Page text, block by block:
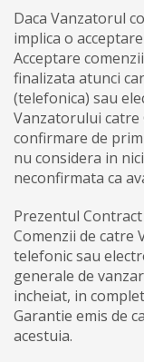
Daca Vanzatorul
implica o
Acceptare
finalizata atunci
(telefonica) sau
Vanzatorului catre
confirmare de
nu considera in
neconfirmata ca
Prezentul
Comenzii de catre
telefonic sau
generale de
incheiat, in
Garantie emis de
acestuia.